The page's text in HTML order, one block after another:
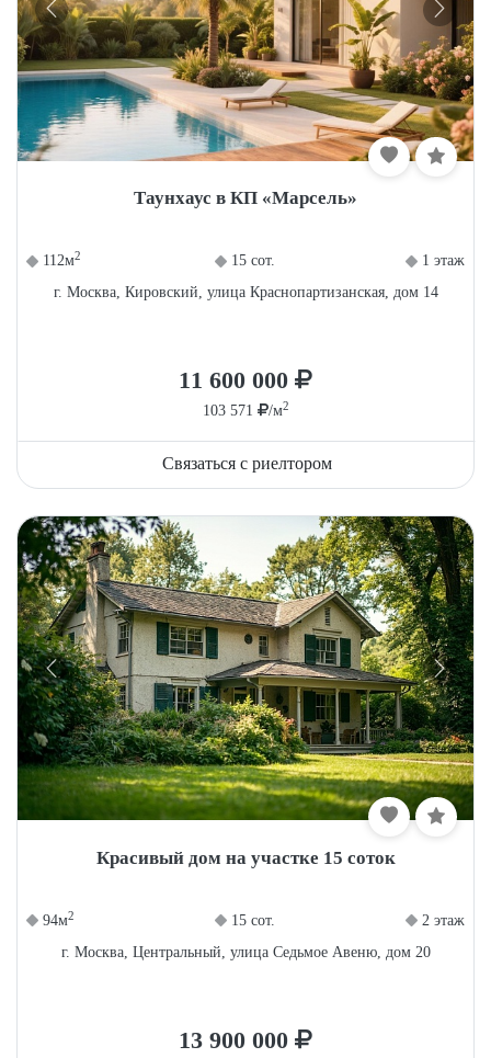
Таунхаус в КП «Марсель»
112м2 15 сот.
1 этаж
г. Москва, Кировский, улица Краснопартизанская, дом 14
11 600 000
103 571 /м2
Связаться с риелтором
Красивый дом на участке 15 соток
94м2 15 сот.
2 этаж
г. Москва, Центральный, улица Седьмое Авеню, дом 20
13 900 000